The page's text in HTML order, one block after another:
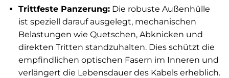
Trittfeste Panzerung:Die robuste Außenhülle
ist speziell darauf ausgelegt, mechanischen
Belastungen wie Quetschen, Abknicken und
direkten Tritten standzuhalten. Dies schützt die
empfindlichen optischen Fasern im Inneren und
verlängert die Lebensdauer des Kabels erheblich.